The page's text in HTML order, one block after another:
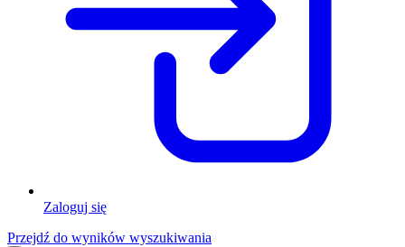
Zaloguj się
Przejdź do wyników wyszukiwania